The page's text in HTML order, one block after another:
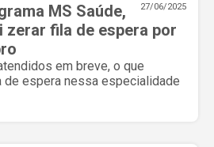
27/06/2025
MS Saúde,
zerar fila de espera por
em breve, o que
de espera nessa especialidade